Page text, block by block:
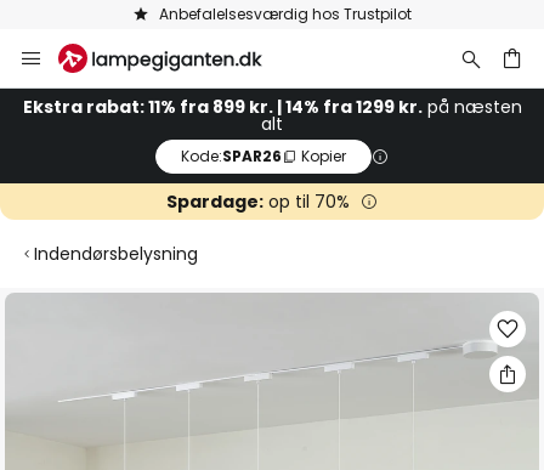
Anbefalelsesværdig hos Trustpilot
to
Content
Ekstra rabat: 11% fra 899 kr. | 14% fra 1299 kr.på næsten
alt
Kode:SPAR26 Kopier
Spardage: op til 70%
Indendørsbelysning
Gå